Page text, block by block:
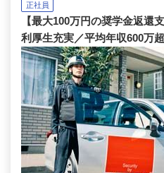
正社員
【最大100万円の奨学金返還
利厚生充実／平均年収600万